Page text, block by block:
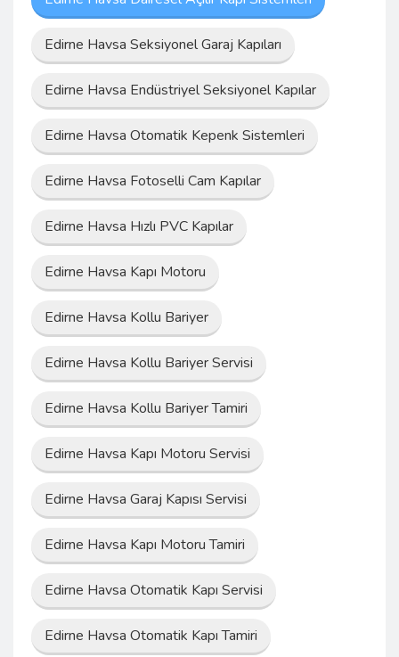
Edirne Havsa Seksiyonel Garaj Kapıları
Edirne Havsa Endüstriyel Seksiyonel Kapılar
Edirne Havsa Otomatik Kepenk Sistemleri
Edirne Havsa Fotoselli Cam Kapılar
Edirne Havsa Hızlı PVC Kapılar
Edirne Havsa Kapı Motoru
Edirne Havsa Kollu Bariyer
Edirne Havsa Kollu Bariyer Servisi
Edirne Havsa Kollu Bariyer Tamiri
Edirne Havsa Kapı Motoru Servisi
Edirne Havsa Garaj Kapısı Servisi
Edirne Havsa Kapı Motoru Tamiri
Edirne Havsa Otomatik Kapı Servisi
Edirne Havsa Otomatik Kapı Tamiri